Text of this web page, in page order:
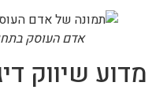
אדם העוסק
מדוע שיווק